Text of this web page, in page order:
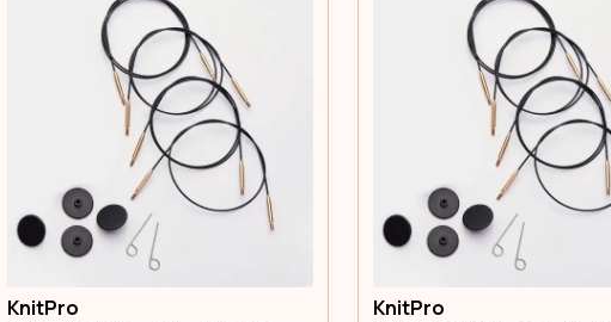
KnitPro KnitPro